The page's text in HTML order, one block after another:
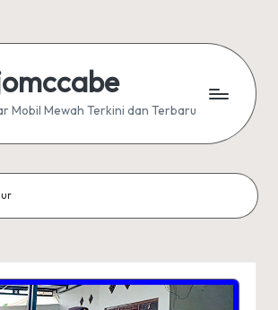
Mobil Mewah Terkini dan Terbaru